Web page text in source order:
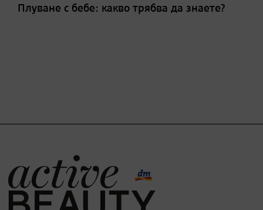
Плуване с бебе: какво трябва да знаете?